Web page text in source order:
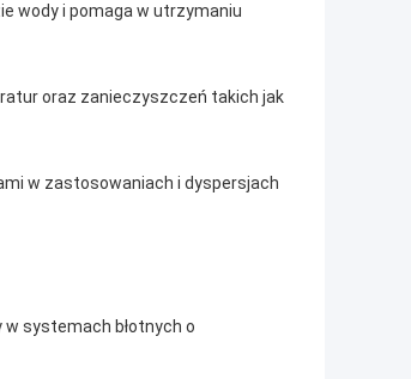
wody i pomaga w utrzymaniu
oraz zanieczyszczeń takich jak
w zastosowaniach i dyspersjach
systemach błotnych o